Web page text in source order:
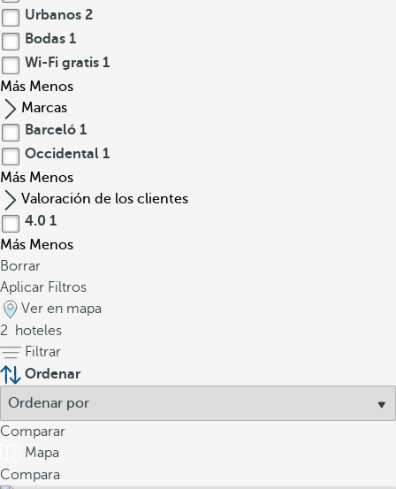
Urbanos 2
Bodas 1
Wi-Fi gratis 1
Más Menos
Marcas
Barceló 1
Occidental 1
Más Menos
Valoración de los clientes
4.0 1
Más Menos
Borrar
Aplicar Filtros
Ver en mapa
2
hoteles
Filtrar
Ordenar
Comparar
Mapa
Compara